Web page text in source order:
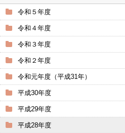
令和５年度
令和４年度
令和３年度
令和２年度
令和元年度（平成31年）
平成30年度
平成29年度
平成28年度